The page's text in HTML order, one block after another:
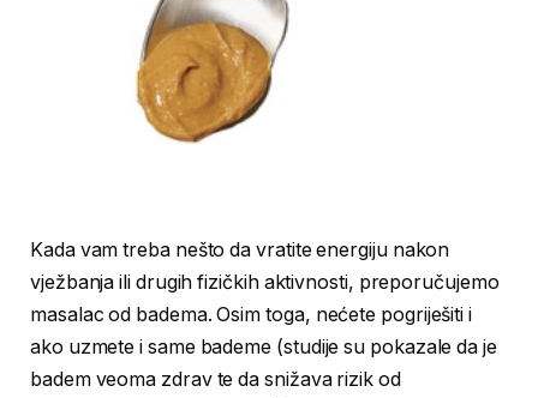
Kada vam treba nešto da vratite energiju nakon
vježbanja ili drugih fizičkih aktivnosti, preporučujemo
masalac od badema. Osim toga, nećete pogriješiti i
ako uzmete i same bademe (studije su pokazale da je
badem veoma zdrav te da snižava rizik od